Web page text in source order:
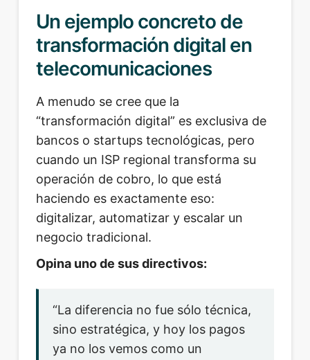
Un ejemplo concreto de
transformación digital en
telecomunicaciones
A menudo se cree que la
“transformación digital” es exclusiva de
bancos o startups tecnológicas, pero
cuando un ISP regional transforma su
operación de cobro, lo que está
haciendo es exactamente eso:
digitalizar, automatizar y escalar un
negocio tradicional.
Opina uno de sus directivos:
“La diferencia no fue sólo técnica,
sino estratégica, y hoy los pagos
ya no los vemos como un